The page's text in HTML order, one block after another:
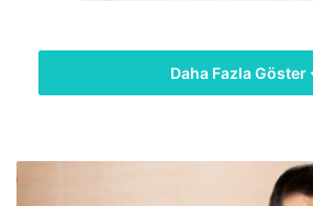
Önemli Bir Halk Sağlığı Sorunu
giderek artan önemli bir halk sağlığı
saptandığında önlenebilir veya
Daha Fazla Göster